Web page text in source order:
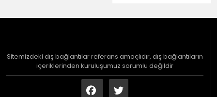
Sitemizdeki dış bağlantılar referans amaçlıdır, dış bağlantıların
içeriklerinden kuruluşumuz sorumlu değildir